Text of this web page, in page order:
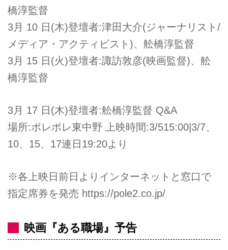
橋淳監督
3月 10 日(木)登壇者:津田大介(ジャーナリスト/
メディア・アクティビスト)、舩橋淳監督
3月 15 日(火)登壇者:諏訪敦彦(映画監督)、舩
橋淳監督
3月 17 日(木)登壇者:舩橋淳監督 Q&A
場所:ポレポレ東中野 上映時間:3/515:00|3/7、
10、15、17連日19:20より
※各上映日前日よりインターネットと窓口で
指定席券を発売 https://pole2.co.jp/
映画『ある職場』予告